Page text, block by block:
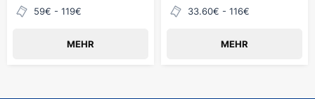
59€ - 119€
MEHR
33.60€ - 116€
MEHR